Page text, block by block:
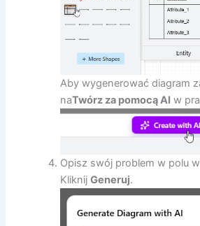
Aby wygenerować diagram
naTwórz za pomocą AI w
Opisz swój problem w polu
KliknijGeneruj.